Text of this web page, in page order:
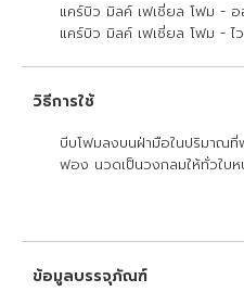
แคร์บิว มิลค์ เฟเชี่ยล โฟม -
แคร์บิว มิลค์ เฟเชี่ยล โฟม - ไ
วิธีการใช้
บีบโฟมลงบนฝ่ามือในปริมาณที่
ฟอง นวดเป็นวงกลมให้ทั่วใบ
ข้อมูลบรรจุภัณฑ์